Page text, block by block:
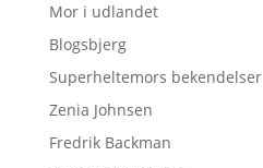
Mor i udlandet
Blogsbjerg
Superheltemors bekendelser
Zenia Johnsen
Fredrik Backman